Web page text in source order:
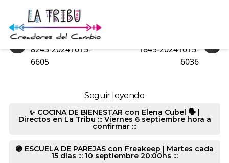
8243-20241015-6289
«
8243-20241015-
6605
»
1845-20241015-
6036
Seguir leyendo
✨ COCINA DE BIENESTAR con Elena Cubel 🗣️ |
Directos en La Tribu ::: Viernes 6 septiembre hora a
confirmar :::
🟣 ESCUELA DE PAREJAS con Freakeep | Martes cada
15 días ::: 10 septiembre 20:00hs :::